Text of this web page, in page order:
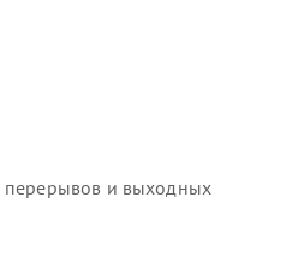
и выходных